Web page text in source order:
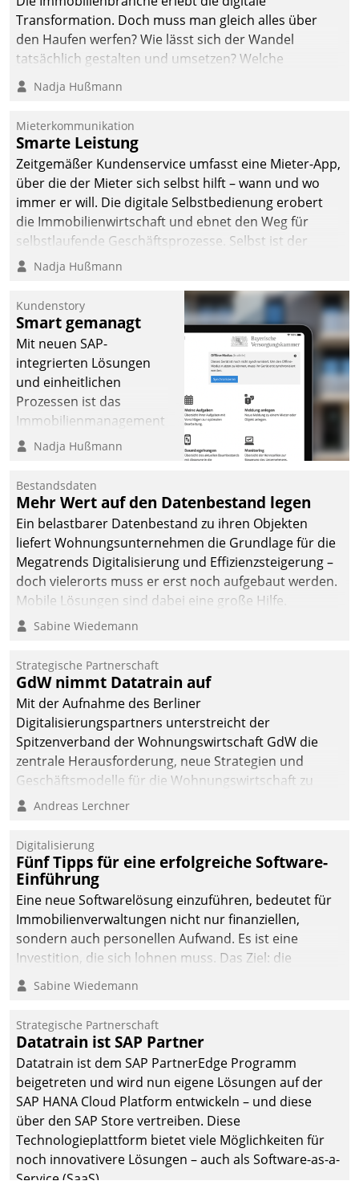
automatisiert, vollständig
und auf Wunsch über
mehrere zuvor
Kommunikationswege bei
Transformation. Doch muss man gleich alles über
den Haufen werfen? Wie lässt sich der Wandel
tatsächlich gestalten und umsetzen? Welche
Argumente zählen wirklich?
Nadja Hußmann
Mieterkommunikation
Smarte Leistung
Zeitgemäßer Kundenservice umfasst eine Mieter-App,
über die der Mieter sich selbst hilft – wann und wo
immer er will. Die digitale Selbstbedienung erobert
die Immobilienwirtschaft und ebnet den Weg für
selbstlaufende Geschäftsprozesse. Selbst ist der
Kunde und smart der Serviceanbieter.
Nadja Hußmann
Kundenstory
Smart gemanagt
Mit neuen SAP-
integrierten Lösungen
und einheitlichen
Prozessen ist das
Immobilienmanagement
der Bayerischen
Ressort Kapitalanlage für
künftige Aufgaben und
Herausforderungen
gerüstet.
Nadja Hußmann
Bestandsdaten
Mehr Wert auf den Datenbestand legen
Ein belastbarer Datenbestand zu ihren Objekten
liefert Wohnungsunternehmen die Grundlage für die
Megatrends Digitalisierung und Effizienzsteigerung –
doch vielerorts muss er erst noch aufgebaut werden.
Mobile Lösungen sind dabei eine große Hilfe.
Sabine Wiedemann
Strategische Partnerschaft
GdW nimmt Datatrain auf
Mit der Aufnahme des Berliner
Digitalisierungspartners unterstreicht der
Spitzenverband der Wohnungswirtschaft GdW die
zentrale Herausforderung, neue Strategien und
Geschäftsmodelle für die Wohnungswirtschaft zu
entwickeln.
Andreas Lerchner
Digitalisierung
Fünf Tipps für eine erfolgreiche Software-
Einführung
Eine neue Softwarelösung einzuführen, bedeutet für
Immobilienverwaltungen nicht nur finanziellen,
sondern auch personellen Aufwand. Es ist eine
Investition, die sich lohnen muss. Das Ziel: die
nachhaltige Optimierung der Geschäftsabläufe. Damit
dieses Ziel erreicht wird, sollten einige Grundregeln
Sabine Wiedemann
Strategische Partnerschaft
Datatrain ist SAP Partner
Datatrain ist dem SAP PartnerEdge Programm
beigetreten und wird nun eigene Lösungen auf der
SAP HANA Cloud Platform entwickeln – und diese
über den SAP Store vertreiben. Diese
Technologieplattform bietet viele Möglichkeiten für
noch innovativere Lösungen – auch als Software-as-a-
Service (SaaS).